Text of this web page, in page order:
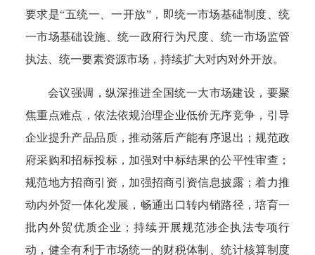
要求是“五统一、一开放”，即统一市场基础制度、统
一市场基础设施、统一政府行为尺度、统一市场监管
执法、统一要素资源市场，持续扩大对内对外开放。
会议强调，纵深推进全国统一大市场建设，要聚
焦重点难点，依法依规治理企业低价无序竞争，引导
企业提升产品品质，推动落后产能有序退出；规范政
府采购和招标投标，加强对中标结果的公平性审查；
规范地方招商引资，加强招商引资信息披露；着力推
动内外贸一体化发展，畅通出口转内销路径，培育一
批内外贸优质企业；持续开展规范涉企执法专项行
动，健全有利于市场统一的财税体制、统计核算制度